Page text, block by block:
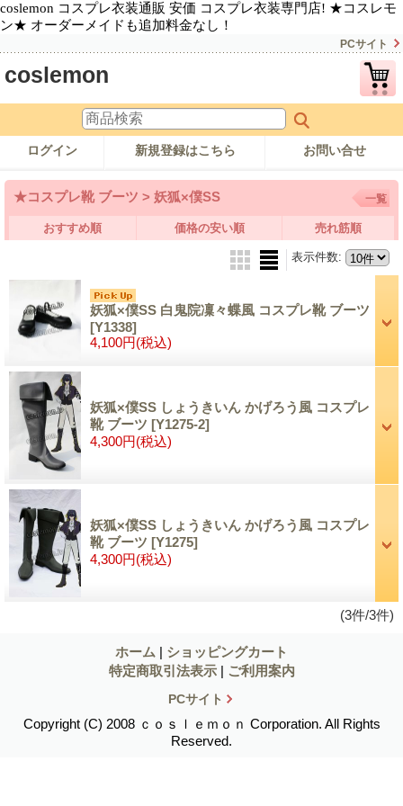
coslemon コスプレ衣装通販 安価 コスプレ衣装専門店! ★コスレモ
ン★ オーダーメイドも追加料金なし！
PCサイト
coslemon
ログイン 新規登録はこちら お問い合せ
★コスプレ靴 ブーツ > 妖狐×僕SS 一覧
おすすめ順 価格の安い順 売れ筋順
表示件数:
妖狐×僕SS 白鬼院凜々蝶風 コスプレ靴 ブーツ
[Y1338]
4,100円(税込)
妖狐×僕SS しょうきいん かげろう風 コスプレ
靴 ブーツ [Y1275-2]
4,300円(税込)
妖狐×僕SS しょうきいん かげろう風 コスプレ
靴 ブーツ [Y1275]
4,300円(税込)
(3件/3件)
ホーム | ショッピングカート
特定商取引法表示 | ご利用案内
PCサイト
Copyright (C) 2008 ｃｏｓｌｅｍｏｎ Corporation. All Rights
Reserved.